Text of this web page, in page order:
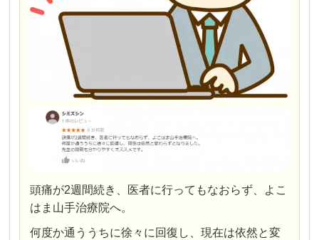
頭痛が2週間続き、医者に行ってもなおらず、よこ
はま山手治療院へ。
何度か通ううちに徐々に回復し、現在は依然と変